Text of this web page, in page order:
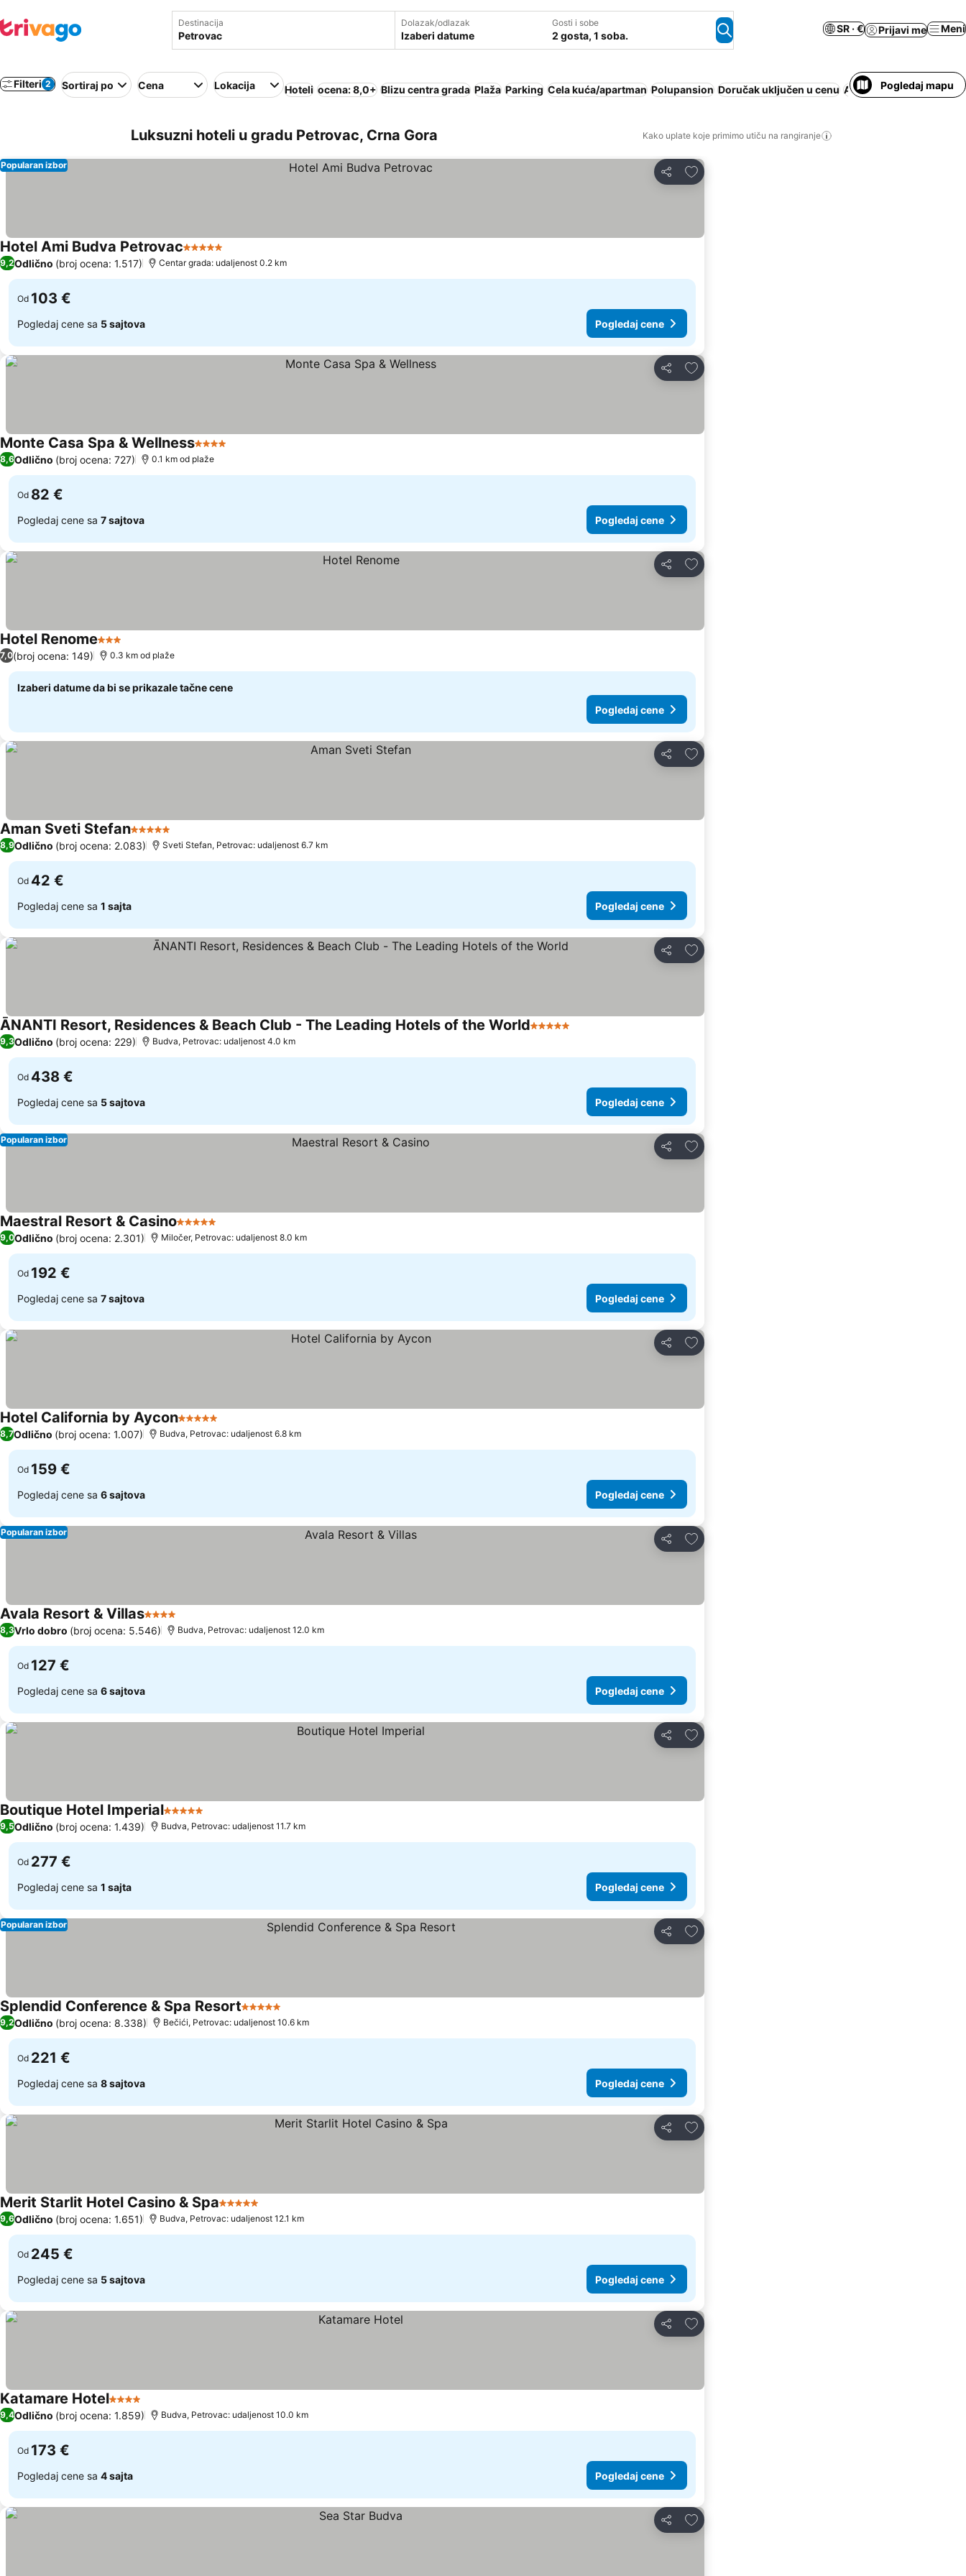
Destinacija Dolazak/odlazak
Izaberi datume
Gosti i sobe
2 gosta, 1 soba.
SR · € Prijavi me Meni
Filteri 2 Sortiraj po Cena Lokacija Hoteli ocena: 8,0+ Blizu centra grada Plaža Parking Cela kuća/apartman Polupansion Doručak uključen u cenu Apart hotel All inclusive
Pogledaj mapu
Luksuzni hoteli u gradu Petrovac, Crna Gora Kako uplate koje primimo utiču na rangiranje
Deli
Dodati u favorite
Popularan izbor
Hotel Ami Budva Petrovac5 Zvezdice
9,2Odlično (broj ocena: 1.517) Centar grada: udaljenost 0.2 km
Od 103 €
Pogledaj cene sa 5 sajtova Pogledaj cene
Deli
Dodati u favorite
Monte Casa Spa & Wellness4 Zvezdice
8,6Odlično (broj ocena: 727) 0.1 km od plaže
Od 82 €
Pogledaj cene sa 7 sajtova Pogledaj cene
Deli
Dodati u favorite
Hotel Renome3 Zvezdice
7,0(broj ocena: 149) 0.3 km od plaže
Izaberi datume da bi se prikazale tačne cene
Pogledaj cene
Deli
Dodati u favorite
Aman Sveti Stefan5 Zvezdice
8,9Odlično (broj ocena: 2.083) Sveti Stefan, Petrovac: udaljenost 6.7 km
Od 42 €
Pogledaj cene sa 1 sajta Pogledaj cene
Deli
Dodati u favorite
ĀNANTI Resort, Residences & Beach Club - The Leading Hotels of the World5 Zvezdice
9,3Odlično (broj ocena: 229) Budva, Petrovac: udaljenost 4.0 km
Od 438 €
Pogledaj cene sa 5 sajtova Pogledaj cene
Deli
Dodati u favorite
Popularan izbor
Maestral Resort & Casino5 Zvezdice
9,0Odlično (broj ocena: 2.301) Miločer, Petrovac: udaljenost 8.0 km
Od 192 €
Pogledaj cene sa 7 sajtova Pogledaj cene
Deli
Dodati u favorite
Hotel California by Aycon5 Zvezdice
8,7Odlično (broj ocena: 1.007) Budva, Petrovac: udaljenost 6.8 km
Od 159 €
Pogledaj cene sa 6 sajtova Pogledaj cene
Deli
Dodati u favorite
Popularan izbor
Avala Resort & Villas4 Zvezdice
8,3Vrlo dobro (broj ocena: 5.546) Budva, Petrovac: udaljenost 12.0 km
Od 127 €
Pogledaj cene sa 6 sajtova Pogledaj cene
Deli
Dodati u favorite
Boutique Hotel Imperial5 Zvezdice
9,5Odlično (broj ocena: 1.439) Budva, Petrovac: udaljenost 11.7 km
Od 277 €
Pogledaj cene sa 1 sajta Pogledaj cene
Deli
Dodati u favorite
Popularan izbor
Splendid Conference & Spa Resort5 Zvezdice
9,2Odlično (broj ocena: 8.338) Bečići, Petrovac: udaljenost 10.6 km
Od 221 €
Pogledaj cene sa 8 sajtova Pogledaj cene
Deli
Dodati u favorite
Merit Starlit Hotel Casino & Spa5 Zvezdice
9,6Odlično (broj ocena: 1.651) Budva, Petrovac: udaljenost 12.1 km
Od 245 €
Pogledaj cene sa 5 sajtova Pogledaj cene
Deli
Dodati u favorite
Katamare Hotel4 Zvezdice
9,4Odlično (broj ocena: 1.859) Budva, Petrovac: udaljenost 10.0 km
Od 173 €
Pogledaj cene sa 4 sajta Pogledaj cene
Deli
Dodati u favorite